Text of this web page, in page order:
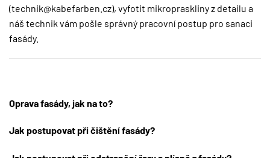
(technik@kabefarben.cz), vyfotit mikropraskliny z detailu a
náš technik vám pošle správný pracovní postup pro sanaci
fasády.
Oprava fasády, jak na to?
Jak postupovat při čištění fasády?